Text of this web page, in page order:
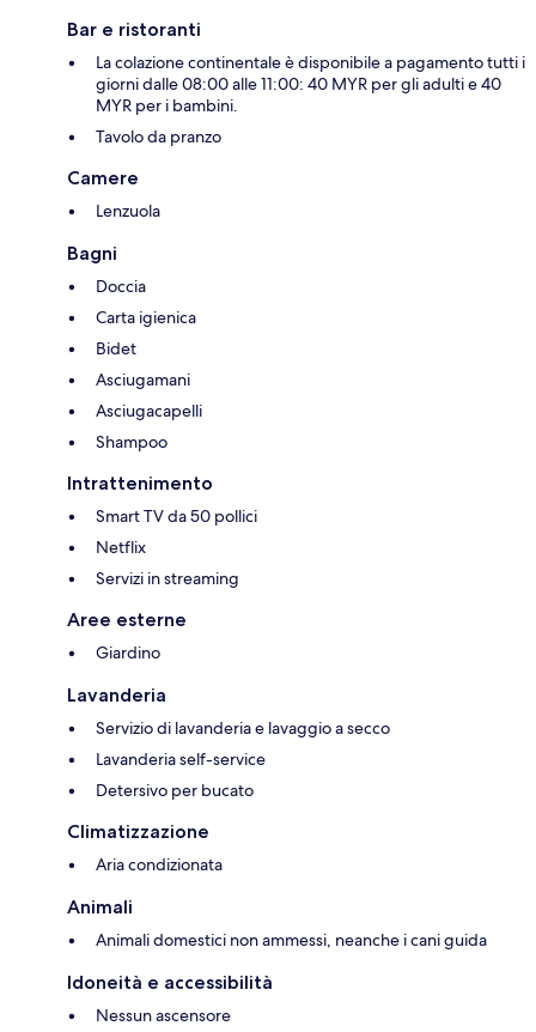
Bar e ristoranti
La colazione continentale è disponibile a pagamento tutti i
giorni dalle 08:00 alle 11:00: 40 MYR per gli adulti e 40
MYR per i bambini.
Tavolo da pranzo
Camere
Lenzuola
Bagni
Doccia
Carta igienica
Bidet
Asciugamani
Asciugacapelli
Shampoo
Intrattenimento
Smart TV da 50 pollici
Netflix
Servizi in streaming
Aree esterne
Giardino
Lavanderia
Servizio di lavanderia e lavaggio a secco
Lavanderia self-service
Detersivo per bucato
Climatizzazione
Aria condizionata
Animali
Animali domestici non ammessi, neanche i cani guida
Idoneità e accessibilità
Nessun ascensore